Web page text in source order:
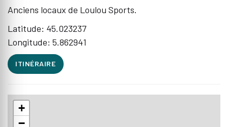
Anciens locaux de Loulou Sports.
Latitude: 45.023237
Longitude: 5.862941
ITINÉRAIRE
+
−